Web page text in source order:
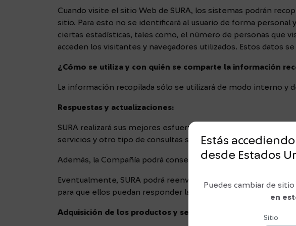
Cuando visite el sitio Web de SURA, los sistemas podrán
sitio. Para esto no se identificará al usuario de forma
ciertas estadísticas, tales como, el número de personas que
acceden los visitantes y navegadores utilizados. Estos datos
¿Cómo se utiliza y con quién se comparte la información
La información recopilada sólo se utilizará de modo interno y
Respuestas y actualizaciones:
SURA realizará sus mejores esfuerzos para que las
servicios y otro tipo de consultas sean respondidas en su
Además, la Compañía podrá conservar esta correspondencia
Eventualmente, SURA podrá reenviar los mensajes de
para que ellos puedan responder las preguntas o solicitudes.
Adquisición de los productos y servicios:
Estás
desde Estados
Puedes cambiar de
en
Sitio